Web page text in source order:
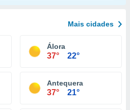
Mais cidades
Álora
37° 22°
Antequera
37° 21°